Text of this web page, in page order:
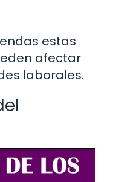
estas
afectar
laborales.